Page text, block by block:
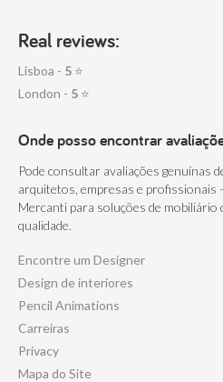
Real reviews:
Lisboa - 5 ⭐
London - 5 ⭐
Onde posso encontrar
Pode consultar avaliações genuínas
arquitetos, empresas e profissionais
Mercanti para soluções de
qualidade.
Encontre um Designer
Design de interiores
Pencil Animations
Carreiras
Privacy
Mapa do Site